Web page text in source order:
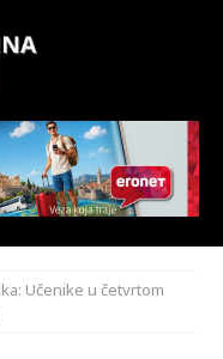
Učenike u četvrtom